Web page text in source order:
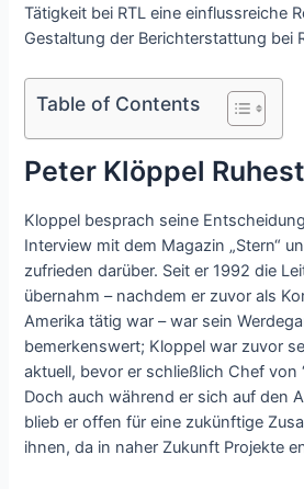
Tätigkeit bei RTL eine einflussreiche
Gestaltung der Berichterstattung bei
Table of Contents
Peter Klöppel
Kloppel besprach seine
Interview mit dem Magazin „Stern“
zufrieden darüber. Seit er 1992 die
übernahm – nachdem er zuvor als
Amerika tätig war – war sein
bemerkenswert; Kloppel war zuvor
aktuell, bevor er schließlich Chef von
Doch auch während er sich auf den
blieb er offen für eine zukünftige
ihnen, da in naher Zukunft Projekte